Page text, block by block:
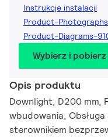
Instrukcje instalacji
Product-
Product-Diagrams-
Wybierz i pobierz
Opis produktu
Downlight, D200 mm,
wbudowania,
sterownikiem